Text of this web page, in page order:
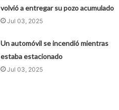
volvió a entregar su pozo acumulado
Jul 03, 2025
Un automóvil se incendió mientras
estaba estacionado
Jul 03, 2025